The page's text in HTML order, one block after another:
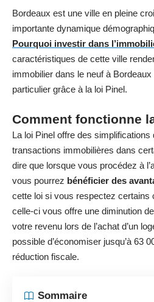
Bordeaux est une ville en pleine
importante dynamique
Pourquoi investir dans
caractéristiques de cette ville
immobilier dans le neuf à
particulier grâce à la loi Pinel.
Comment fonctionne
La loi Pinel offre des simplifications
transactions immobilières dans
dire que lorsque vous procédez à
vous pourrez bénéficier des
cette loi si vous respectez certains
celle-ci vous offre une diminution
votre revenu lors de l’achat d’un
possible d’économiser jusqu’à 63
réduction fiscale.
Sommaire